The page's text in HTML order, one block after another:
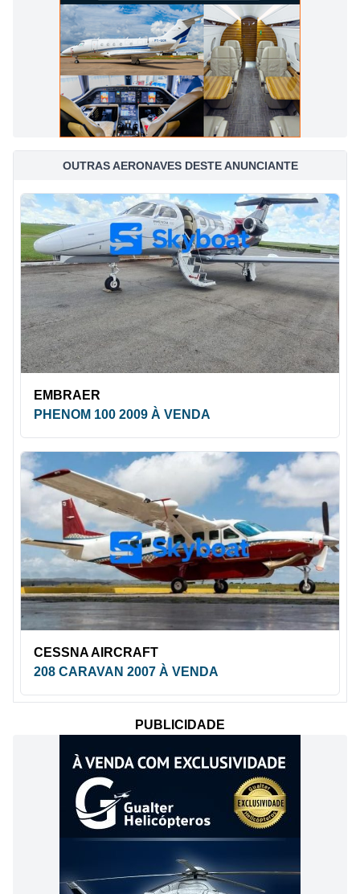
OUTRAS AERONAVES DESTE ANUNCIANTE
EMBRAER
PHENOM 100 2009 À VENDA
CESSNA AIRCRAFT
208 CARAVAN 2007 À VENDA
PUBLICIDADE